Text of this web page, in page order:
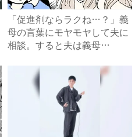
「促進剤ならラクね…？」義
母の言葉にモヤモヤして夫に
相談。すると夫は義母